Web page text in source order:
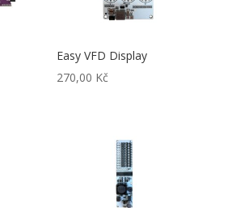
Easy VFD Display
270,00 Kč